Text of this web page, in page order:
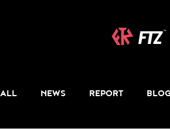
ALL NEWS REPORT